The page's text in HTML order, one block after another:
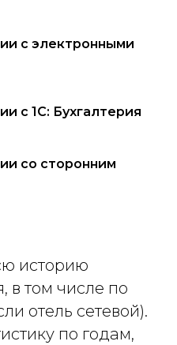
с электронными
с 1С: Бухгалтерия
со сторонним
историю
в том числе по
отель сетевой).
по годам,